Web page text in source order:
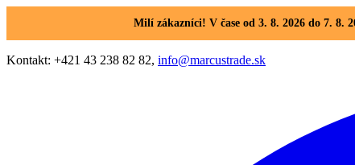
Milí zákazníci! V čase od 3. 8. 2026 do 7. 8.
Kontakt: +421 43 238 82 82, info@marcustrade.sk